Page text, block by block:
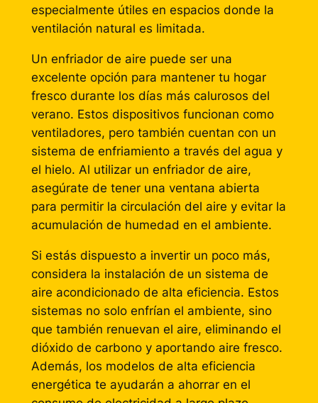
especialmente útiles en espacios donde la
ventilación natural es limitada.
Un enfriador de aire puede ser una
excelente opción para mantener tu hogar
fresco durante los días más calurosos del
verano. Estos dispositivos funcionan como
ventiladores, pero también cuentan con un
sistema de enfriamiento a través del agua y
el hielo. Al utilizar un enfriador de aire,
asegúrate de tener una ventana abierta
para permitir la circulación del aire y evitar la
acumulación de humedad en el ambiente.
Si estás dispuesto a invertir un poco más,
considera la instalación de un sistema de
aire acondicionado de alta eficiencia. Estos
sistemas no solo enfrían el ambiente, sino
que también renuevan el aire, eliminando el
dióxido de carbono y aportando aire fresco.
Además, los modelos de alta eficiencia
energética te ayudarán a ahorrar en el